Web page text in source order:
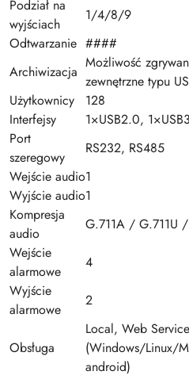
Podział na
wyjściach
1/4/8/9
Odtwarzanie ####
Archiwizacja
Możliwość
zewnętrzne typu
Użytkownicy
128
Interfejsy
1×USB2.0,
Port
szeregowy
RS232, RS485
Wejście audio1
Wyjście audio1
Kompresja
audio
G.711A / G.711U
Wejście
alarmowe
4
Wyjście
alarmowe
2
Obsługa
Local, Web
(Windows/Linux/
android)